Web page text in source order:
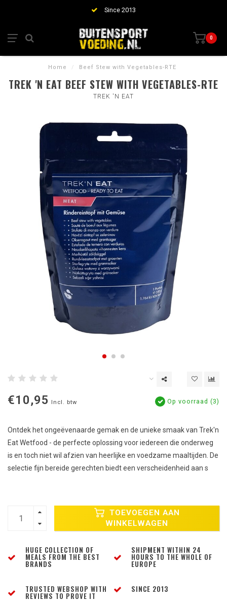
Since 2013
0
Home / Beef Stew with Vegetables-RTE
TREK 'N EAT BEEF STEW WITH VEGETABLES-RTE
TREK 'N EAT
€10,95 Incl. btw Op voorraad (3)
Ontdek het ongeëvenaarde gemak en de unieke smaak van Trek'n
Eat Wetfood - de perfecte oplossing voor iedereen die onderweg
is en toch niet wil afzien van heerlijke en voedzame maaltijden. De
selectie fijn bereide gerechten biedt een verscheidenheid aan s
TOEVOEGEN AAN
WINKELWAGEN
HUGE COLLECTION OF
MEALS FROM THE BEST
BRANDS
SHIPMENT WITHIN 24
HOURS TO THE WHOLE OF
EUROPE
TRUSTED WEBSHOP WITH
REVIEWS TO PROVE IT
SINCE 2013